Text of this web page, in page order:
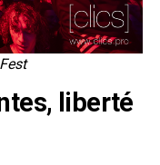
liberté